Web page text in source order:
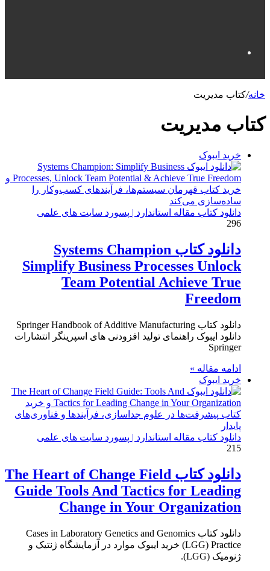
خانه/کتاب مدیریت
کتاب مدیریت
خرید ایبوک
دانلود کتاب مقاله استاندارد | پسورد سایت های علمی
296
دانلود کتاب Systems Champion
Simplify Business Processes Unlock
Team Potential Achieve True
Freedom
دانلود کتاب Springer Handbook of Additive Manufacturing
دانلود ایبوک راهنمای تولید افزودنی های اسپرینگر انتشارات
Springer
ادامه مقاله »
خرید ایبوک
دانلود کتاب مقاله استاندارد | پسورد سایت های علمی
215
دانلود کتاب The Heart of Change Field
Guide Tools And Tactics for Leading
Change in Your Organization
دانلود کتاب Cases in Laboratory Genetics and Genomics
(LGG) Practice خرید ایبوک موارد در آزمایشگاه ژنتیک و
ژنومیک (LGG).